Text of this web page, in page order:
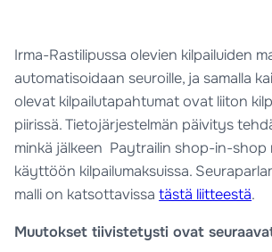
Irma-Rastilipussa olevien kilpailuiden
automatisoidaan seuroille, ja samalla
olevat kilpailutapahtumat ovat liiton
piirissä. Tietojärjestelmän päivitys
minkä jälkeen Paytrailin shop-in-shop
käyttöön kilpailumaksuissa.
malli on katsottavissatästä liitteestä.
Muutokset tiivistetysti ovat